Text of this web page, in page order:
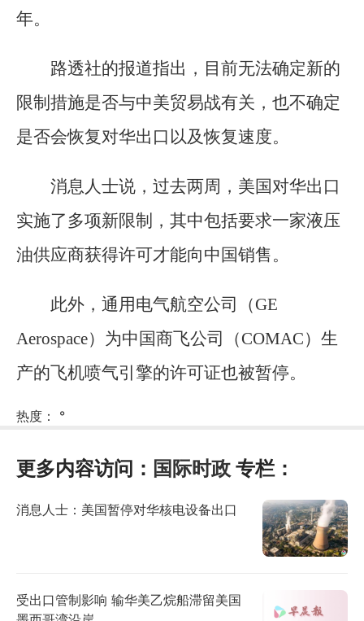
年。
路透社的报道指出，目前无法确定新的
限制措施是否与中美贸易战有关，也不确定
是否会恢复对华出口以及恢复速度。
消息人士说，过去两周，美国对华出口
实施了多项新限制，其中包括要求一家液压
油供应商获得许可才能向中国销售。
此外，通用电气航空公司（GE
Aerospace）为中国商飞公司（COMAC）生
产的飞机喷气引擎的许可证也被暂停。
热度： °
更多内容访问： 国际时政 专栏：
消息人士：美国暂停对华核电设备出口
受出口管制影响 输华美乙烷船滞留美国